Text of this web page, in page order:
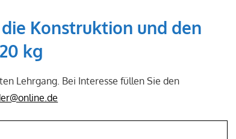
Konstruktion und den
kg
Lehrgang. Bei Interesse füllen Sie den